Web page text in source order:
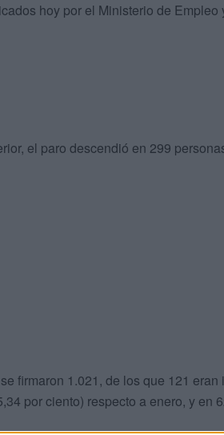
hoy por el Ministerio de Empleo
el paro descendió en 299
firmaron 1.021, de los que 121
por ciento) respecto a enero, y en